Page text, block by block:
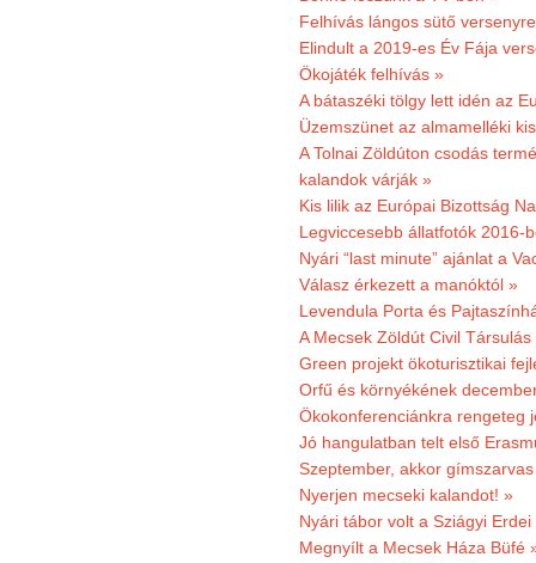
Felhívás lángos sütő
Elindult a 2019-es Év Fája
Ökojáték felhívás »
A bátaszéki tölgy lett idén az
Üzemszünet az almamelléki
A Tolnai Zöldúton csodás
kalandok várják »
Kis lilik az Európai Bizottság
Legviccesebb állatfotók 2016-
Nyári “last minute” ajánlat a
Válasz érkezett a manóktól »
Levendula Porta és
A Mecsek Zöldút Civil
Green projekt ökoturisztikai
Orfű és környékének
Ökokonferenciánkra rengeteg
Jó hangulatban telt első
Szeptember, akkor
Nyerjen mecseki kalandot! »
Nyári tábor volt a Sziágyi
Megnyílt a Mecsek Háza Büfé